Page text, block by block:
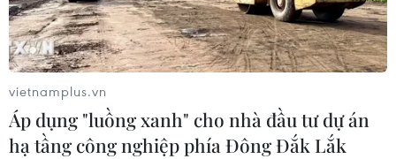
vietnamplus.vn
Áp dụng "luồng xanh" cho nhà đầu tư dự án
hạ tầng công nghiệp phía Đông Đắk Lắk